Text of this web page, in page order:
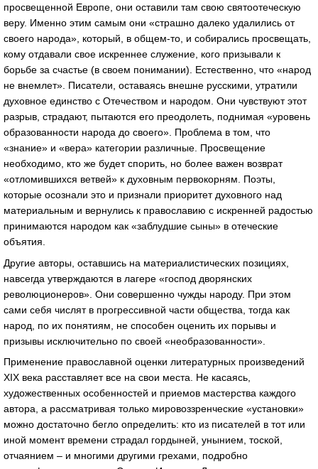
просвещенной Европе, они оставили там свою святоотеческую
веру. Именно этим самым они «страшно далеко удалились от
своего народа», который, в общем-то, и собирались просвещать,
кому отдавали свое искреннее служение, кого призывали к
борьбе за счастье (в своем понимании). Естественно, что «народ
не внемлет». Писатели, оставаясь внешне русскими, утратили
духовное единство с Отечеством и народом. Они чувствуют этот
разрыв, страдают, пытаются его преодолеть, поднимая «уровень
образованности народа до своего». Проблема в том, что
«знание» и «вера» категории различные. Просвещение
необходимо, кто же будет спорить, но более важен возврат
«отломившихся ветвей» к духовным первокорням. Поэты,
которые осознали это и признали приоритет духовного над
материальным и вернулись к православию с искренней радостью
принимаются народом как «заблудшие сыны» в отеческие
объятия.
Другие авторы, оставшись на материалистических позициях,
навсегда утверждаются в лагере «господ дворянских
революционеров». Они совершенно чужды народу. При этом
сами себя числят в прогрессивной части общества, тогда как
народ, по их понятиям, не способен оценить их порывы и
призывы исключительно по своей «необразованности».
Применение православной оценки литературных произведений
XIX века расставляет все на свои места. Не касаясь,
художественных особенностей и приемов мастерства каждого
автора, а рассматривая только мировоззренческие «установки»
можно достаточно бегло определить: кто из писателей в тот или
иной момент времени страдал гордыней, унынием, тоской,
отчаянием – и многими другими грехами, подробно